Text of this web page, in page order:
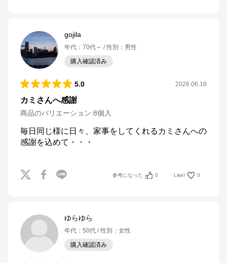
gojila
年代 ： 70代～ 性別 ： 男性
購入確認済み
5.0 2026.06.18
カミさんへ感謝
商品のバリエーション:8個入
毎日同じ様に日々、家事をしてくれるカミさんへの
感謝を込めて・・・
参考になった 0 Like! 0
ゆらゆら
年代 ： 50代 性別 ： 女性
購入確認済み